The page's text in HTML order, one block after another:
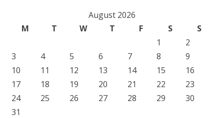
August 2026
M
T W T F S
S
1
2
3
4 5 6 7 8
9
10
11 12 13 14 15
16
17
18 19 20 21 22
23
24
25 26 27 28 29
30
31